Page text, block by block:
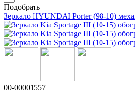
Подобрать
Зеркало HYUNDAI Porter (98-10)
00-00001557